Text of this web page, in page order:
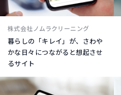
株式会社ノムラクリーニング
暮らしの「キレイ」が、さわや
かな日々につながると想起させ
るサイト